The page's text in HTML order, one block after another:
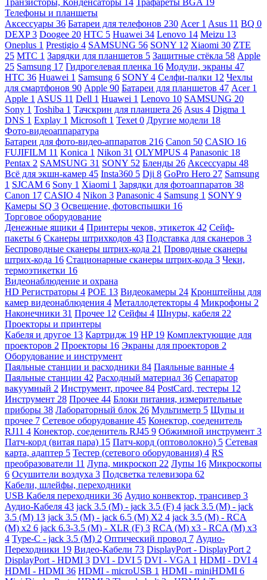
Телефоны и планшеты
Аксессуары 36 Батареи для телефонов 230 Acer 1 Asus 11 BQ 0
DEXP3 Doogee 20 HTC 5 Huawei 34 Lenovo 14 Meizu 13
Oneplus 1 Prestigio 4 SAMSUNG 56 SONY 12 Xiaomi 30 ZTE
25 МТС 1 Зарядки для планшетов 5 Защитные стёкла 58 Apple
25 Samsung 17 Гидрогелевая пленка 16 Модули, экраны 47
HTC 36 Huawei 1 Samsung 6 SONY 4 Селфи-палки 12 Чехлы
для смартфонов 90 Apple 90 Батареи для планшетов 47 Acer 1
Apple 1 ASUS 11 Dell 1 Huawei 1 Lenovo 10 SAMSUNG 20
Sony 1 Toshiba 1 Тачскрин для планшета 26 Asus 4 Digma 1
DNS 1 Explay 1 Microsoft 1 Texet 0 Другие модели 18
Фото-видеоаппаратура
Батареи для фото-видео-аппаратов 216 Canon 50 CASIO 16
FUJIFILM 11 Konica 1 Nikon 31 OLYMPUS 4 Panasonic 18
Pentax 2 SAMSUNG 31 SONY 52 Бленды 26 Аксессуары 48
Всё для экшн-камер 45 Insta360 5 Dji 8 GoPro Hero 27 Samsung
1 SJCAM 6 Sony 1 Xiaomi 1 Зарядки для фотоаппаратов 38
Canon 17 CASIO 4 Nikon 3 Panasonic 4 Samsung 1 SONY 9
Камеры SQ 3 Освещение, фотовспышки 16
Торговое оборудование
Денежные ящики 4 Принтеры чеков, этикеток 42 Сейф-
пакеты 6 Сканеры штрихкодов 43 Подставка для сканеров 3
Беспроводные сканеры штрих-кода 21 Проводные сканеры
штрих-кода 16 Стационарные сканеры штрих-кода 3 Чеки,
термоэтикетки 16
Видеонаблюдение и охрана
HD Регистраторы 4 POE 13 Видеокамеры 24 Кронштейны для
камер видеонаблюдения 4 Металлодетекторы 4 Микрофоны 2
Наконечники 31 Прочее 12 Сейфы 4 Шнуры, кабеля 22
Проекторы и принтеры
Кабеля и другое 13 Картридж 19 HP 19 Комплектующие для
проекторов 2 Проекторы 16 Экраны для проекторов 2
Оборудование и инструмент
Паяльные станции и расходники 84 Паяльные ванные 4
Паяльные станции 42 Расходный материал 36 Сепаратор
вакуумный 2 Инструмент, прочее 84 PostCard, тестеры 12
Инструмент 28 Прочее 44 Блоки питания, измерительные
приборы 38 Лабораторный блок 26 Мультиметр 5 Щупы и
прочее 7 Сетевое оборудование 45 Конектор, соеденитель
RJ11 4 Конектор, соеденитель RJ45 9 Обжимной инструмент 3
Патч-корд (витая пара) 15 Патч-корд (оптоволокно) 5 Сетевая
карта, адаптер 5 Тестер (сетевого оборудования) 4 RS
преобразователи 11 Лупа, микроскоп 22 Лупы 16 Микроскопы
6 Осушители воздуха 3 Подсветка телевизора 62
Кабели, шлейфы, переходники
USB Кабеля переходники 36 Аудио конвектор, трансивер 3
Аудио-Кабеля 43 jack 3.5 (M) - jack 3.5 (F) 4 jack 3.5 (M) - jack
3.5 (M) 13 jack 3.5 (M) - jack 6.5 (M) X2 4 jack 3.5 (M) - RCA
(M) x2 6 jack 6.3-3.5 (M) - XLR (F) 3 RCA (M) x3 - RCA (M) x3
4 Type-C - jack 3.5 (M) 2 Оптический провод 7 Аудио-
Переходники 19 Видео-Кабели 73 DisplayPort - DisplayPort 2
DisplayPort - HDMI 3 DVI - DVI 5 DVI - VGA 1 HDMI - DVI 4
HDMI - HDMI 36 HDMI - microUSB 1 HDMI - miniHDMI 6